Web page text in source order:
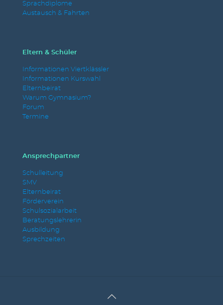
Sprachdiplome
Austausch & Fahrten
Eltern & Schüler
Informationen Viertklässler
Informationen Kurswahl
Elternbeirat
Warum Gymnasium?
Forum
Termine
Ansprechpartner
Schulleitung
SMV
Elternbeirat
Förderverein
Schulsozialarbeit
Beratungslehrerin
Ausbildung
Sprechzeiten